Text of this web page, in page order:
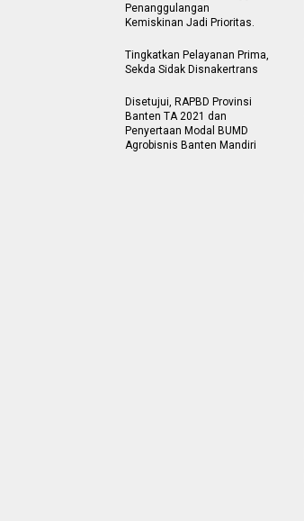
Penanggulangan
Kemiskinan Jadi Prioritas.
Tingkatkan Pelayanan Prima,
Sekda Sidak Disnakertrans
Disetujui, RAPBD Provinsi
Banten TA 2021 dan
Penyertaan Modal BUMD
Agrobisnis Banten Mandiri